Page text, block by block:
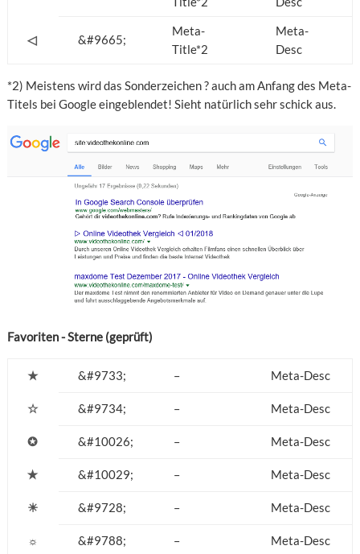
◁ &#9665;
Meta-
Title*2
Meta-
Desc
*2) Meistens wird das Sonderzeichen ? auch am Anfang des Meta-
Titels bei Google eingeblendet! Sieht natürlich sehr schick aus.
Favoriten - Sterne (geprüft)
★ &#9733; – Meta-Desc
☆ &#9734; – Meta-Desc
✪ &#10026; – Meta-Desc
✭ &#10029; – Meta-Desc
☀ &#9728; – Meta-Desc
☼ &#9788; – Meta-Desc